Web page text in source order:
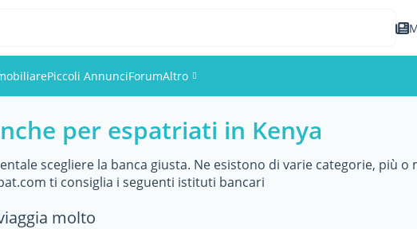
Piccoli AnnunciForumAltro
Eventi
Utenti
per espatriati in Kenya
scegliere la banca giusta. Ne esistono di varie categorie, più
ti consiglia i seguenti istituti bancari
molto